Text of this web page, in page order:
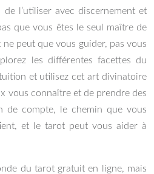
l’utiliser avec discernement et
que vous êtes le seul maître de
peut que vous guider, pas vous
les différentes facettes du
et utilisez cet art divinatoire
vous connaître et de prendre des
de compte, le chemin que vous
et le tarot peut vous aider à
du tarot gratuit en ligne, mais